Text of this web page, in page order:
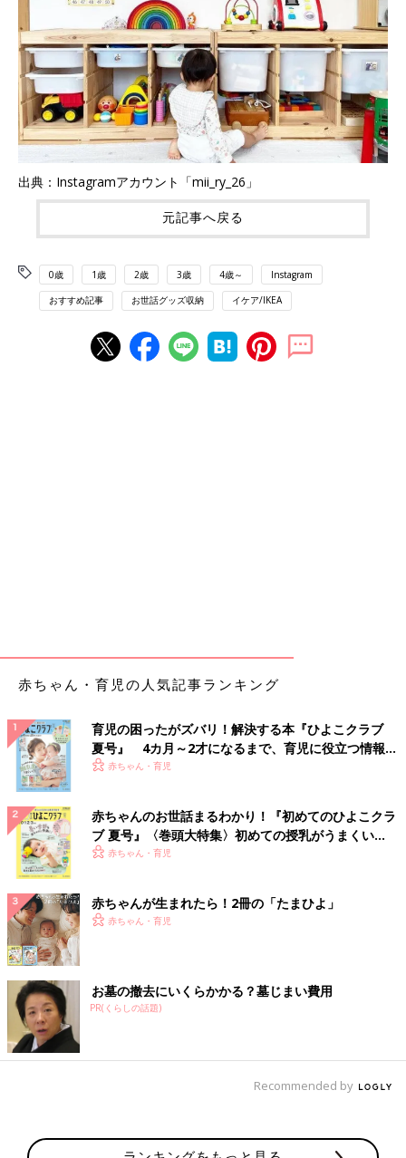
出典：Instagramアカウント「mii_ry_26」
元記事へ戻る
0歳 1歳 2歳 3歳 4歳～ Instagram
おすすめ記事 お世話グッズ収納 イケア/IKEA
赤ちゃん・育児の人気記事ランキング
育児の困ったがズバリ！解決する本『ひよこクラブ
夏号』 4カ月～2才になるまで、育児に役立つ情報が
いっぱい！
赤ちゃん・育児
赤ちゃんのお世話まるわかり！『初めてのひよこクラ
ブ 夏号』〈巻頭大特集〉初めての授乳がうまくい
く！ おっぱい・ミルクの基本と夏のトラブル 解決テ
赤ちゃん・育児
赤ちゃんが生まれたら！2冊の「たまひよ」
赤ちゃん・育児
お墓の撤去にいくらかかる？墓じまい費用
PR(くらしの話題)
Recommended by